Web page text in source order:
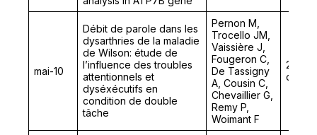
mai-10
Débit de parole dans les
dysarthries de la maladie
de Wilson: étude de
l’influence des troubles
attentionnels et
dyséxécutifs en
condition de double
tâche
Pernon M,
Trocello JM,
Vaissière J,
Fougeron C,
De Tassigny
A, Cousin C,
Chevaillier G,
Remy P,
Woimant F
de la